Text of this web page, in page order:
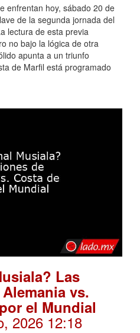
enfrentan hoy, sábado 20 de
de la segunda jornada del
lectura de esta previa
no bajo la lógica de otra
apunta a un triunfo
de Marfil está programado
Las
vs.
el Mundial
2026 12:18